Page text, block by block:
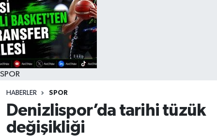
SPOR
HABERLER SPOR
Denizlispor’da tarihi tüzük
değişikliği
RESMİ İLAN